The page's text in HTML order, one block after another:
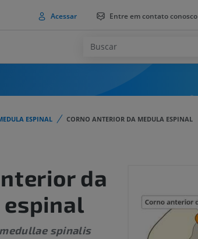
Acessar Entre em contato conosco
ESPINAL CORNO ANTERIOR DA MEDULA ESPINAL
da
espinal
spinalis